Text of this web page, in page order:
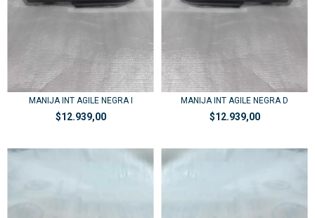
MANIJA INT AGILE NEGRA I
$12.939,00
MANIJA INT AGILE NEGRA D
$12.939,00